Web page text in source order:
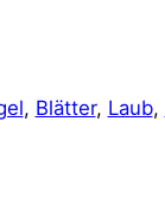
, Blätter, Laub,